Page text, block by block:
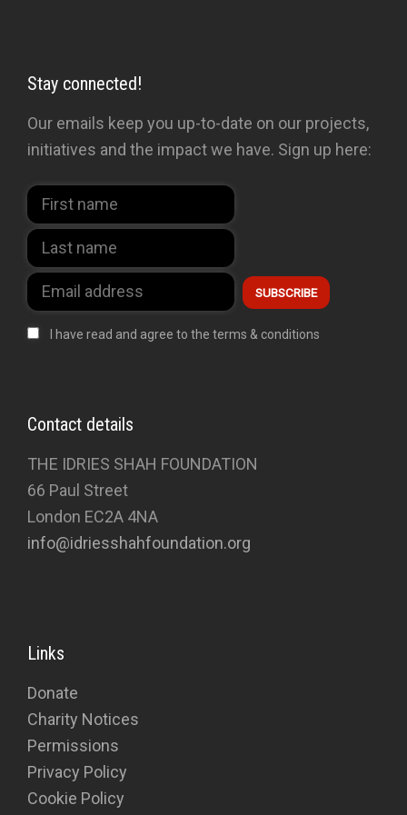
Stay connected!
Our emails keep you up-to-date on our projects,
initiatives and the impact we have. Sign up here:
I have read and agree to the terms & conditions
Contact details
THE IDRIES SHAH FOUNDATION
66 Paul Street
London EC2A 4NA
info@idriesshahfoundation.org
Links
Donate
Charity Notices
Permissions
Privacy Policy
Cookie Policy